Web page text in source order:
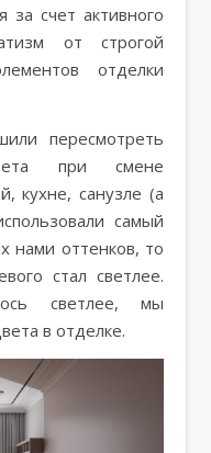
за счет активного
от строгой
отделки
пересмотреть
при смене
кухне, санузле (а
самый
нами оттенков, то
стал светлее.
светлее, мы
в отделке.